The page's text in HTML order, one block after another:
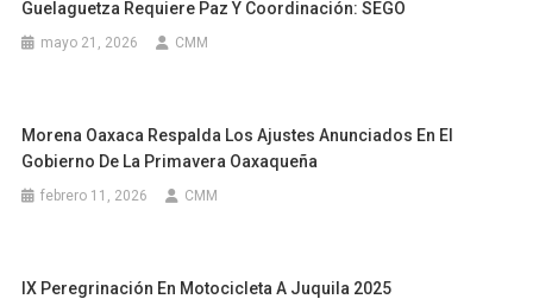
Guelaguetza Requiere Paz Y Coordinación: SEGO
mayo 21, 2026 CMM
Morena Oaxaca Respalda Los Ajustes Anunciados En El
Gobierno De La Primavera Oaxaqueña
febrero 11, 2026 CMM
IX Peregrinación En Motocicleta A Juquila 2025